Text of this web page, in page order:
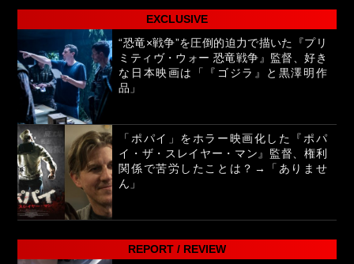
EXCLUSIVE
“恐竜×戦争”を圧倒的迫力で描いた『プリ
ミティヴ・ウォー 恐竜戦争』監督、好き
な日本映画は「『ゴジラ』と黒澤明作
品」
「ポパイ」をホラー映画化した『ポパ
イ・ザ・スレイヤー・マン』監督、権利
関係で苦労したことは？→「ありませ
ん」
REPORT / REVIEW